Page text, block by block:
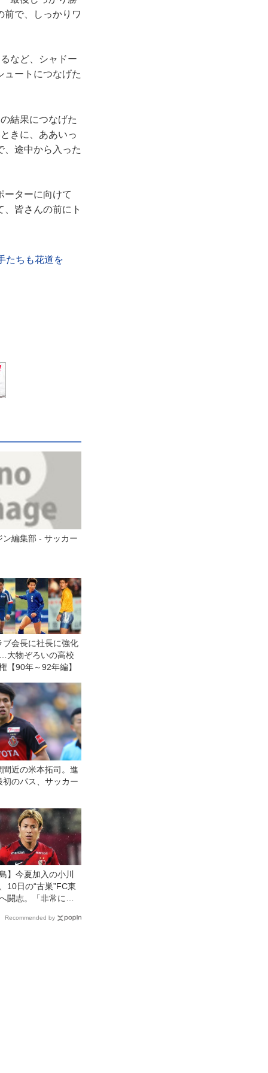
前で、しっかりワ
など、シャドー
ュートにつなげた
結果につなげた
きに、ああいっ
、途中から入った
ターに向けて
、皆さんの前にト
たちも花道を
ン編集部 - サッカー
ブ会長に社長に強化
大物ぞろいの高校
【90年～92年編】
間近の米本拓司。進
初のパス、サッカー
島】今夏加入の小川
10日の“古巣”FC東
闘志。「非常に楽
Recommended by